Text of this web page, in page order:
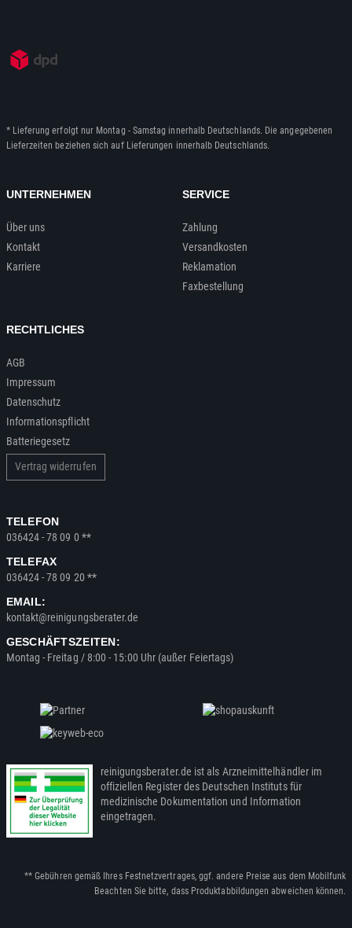
* Lieferung erfolgt nur Montag - Samstag innerhalb Deutschlands. Die angegebenen
Lieferzeiten beziehen sich auf Lieferungen innerhalb Deutschlands.
UNTERNEHMEN
Über uns
Kontakt
Karriere
SERVICE
Zahlung
Versandkosten
Reklamation
Faxbestellung
RECHTLICHES
AGB
Impressum
Datenschutz
Informationspflicht
Batteriegesetz
Vertrag widerrufen
TELEFON
036424 - 78 09 0 **
TELEFAX
036424 - 78 09 20 **
EMAIL:
kontakt@reinigungsberater.de
GESCHÄFTSZEITEN:
Montag - Freitag / 8:00 - 15:00 Uhr (außer Feiertags)
reinigungsberater.de ist als Arzneimittelhändler im
offiziellen Register des Deutschen Instituts für
medizinische Dokumentation und Information
eingetragen.
** Gebühren gemäß Ihres Festnetzvertrages, ggf. andere Preise aus dem Mobilfunk
Beachten Sie bitte, dass Produktabbildungen abweichen können.